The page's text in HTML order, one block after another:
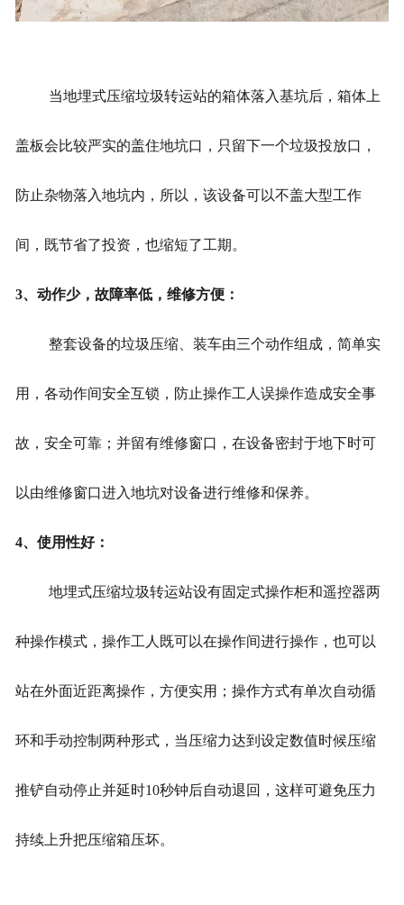
当地埋式压缩垃圾转运站的箱体落入基坑后，箱体上
盖板会比较严实的盖住地坑口，只留下一个垃圾投放口，
防止杂物落入地坑内，所以，该设备可以不盖大型工作
间，既节省了投资，也缩短了工期。
3、动作少，故障率低，维修方便：
整套设备的垃圾压缩、装车由三个动作组成，简单实
用，各动作间安全互锁，防止操作工人误操作造成安全事
故，安全可靠；并留有维修窗口，在设备密封于地下时可
以由维修窗口进入地坑对设备进行维修和保养。
4、使用性好：
地埋式压缩垃圾转运站设有固定式操作柜和遥控器两
种操作模式，操作工人既可以在操作间进行操作，也可以
站在外面近距离操作，方便实用；操作方式有单次自动循
环和手动控制两种形式，当压缩力达到设定数值时候压缩
推铲自动停止并延时10秒钟后自动退回，这样可避免压力
持续上升把压缩箱压坏。